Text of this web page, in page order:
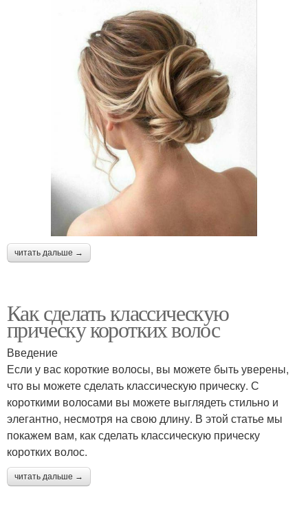
читать дальше →
Как сделать классическую
прическу коротких волос
Введение
Если у вас короткие волосы, вы можете быть уверены,
что вы можете сделать классическую прическу. С
короткими волосами вы можете выглядеть стильно и
элегантно, несмотря на свою длину. В этой статье мы
покажем вам, как сделать классическую прическу
коротких волос.
читать дальше →